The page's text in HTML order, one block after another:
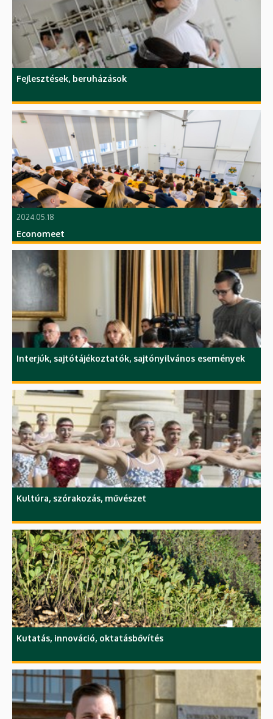
Fejlesztések, beruházások
2024.05.18
Economeet
Interjúk, sajtótájékoztatók, sajtónyilvános események
Kultúra, szórakozás, művészet
Kutatás, innováció, oktatásbővítés